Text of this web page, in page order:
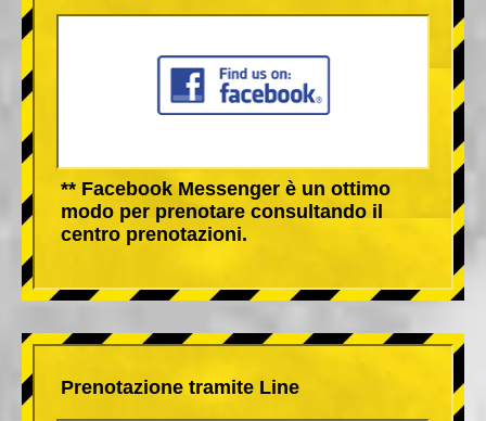
** Facebook Messenger è un ottimo
modo per prenotare consultando il
centro prenotazioni.
Prenotazione tramite Line